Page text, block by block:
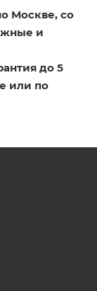
Москве, со
и
до 5
или по